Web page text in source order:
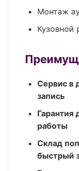
Монтаж
Кузовной
Сервис в
запись
Гарантия
работы
Склад
быстрый